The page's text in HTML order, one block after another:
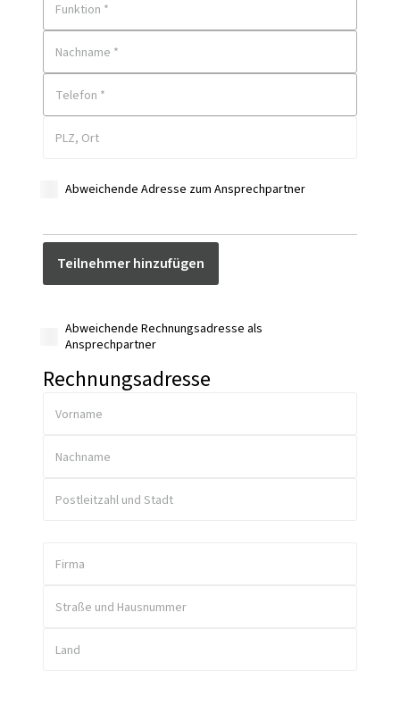
Funktion *
Nachname *
Telefon *
PLZ, Ort
Abweichende Adresse zum Ansprechpartner
Teilnehmer hinzufügen
Abweichende Rechnungsadresse als
Ansprechpartner
Rechnungsadresse
Vorname
Nachname
Postleitzahl und Stadt
Firma
Straße und Hausnummer
Land